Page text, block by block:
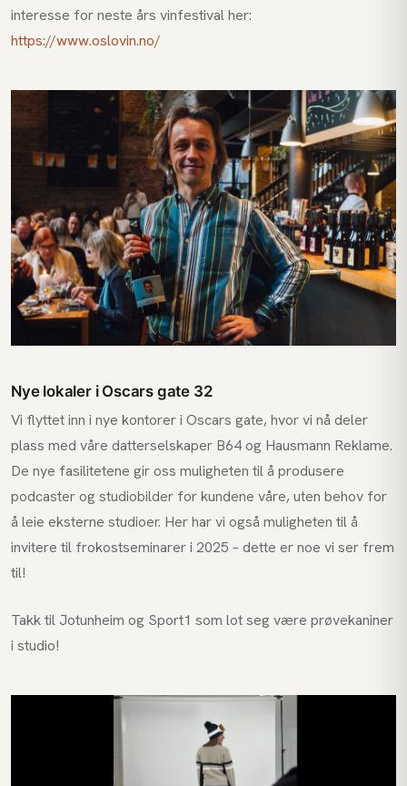
interesse for neste års vinfestival her:
https://www.oslovin.no/
Nye lokaler i Oscars gate 32
Vi flyttet inn i nye kontorer i Oscars gate, hvor vi nå deler
plass med våre datterselskaper B64 og Hausmann Reklame.
De nye fasilitetene gir oss muligheten til å produsere
podcaster og studiobilder for kundene våre, uten behov for
å leie eksterne studioer. Her har vi også muligheten til å
invitere til frokostseminarer i 2025 – dette er noe vi ser frem
til!
Takk til Jotunheim og Sport1 som lot seg være prøvekaniner
i studio!